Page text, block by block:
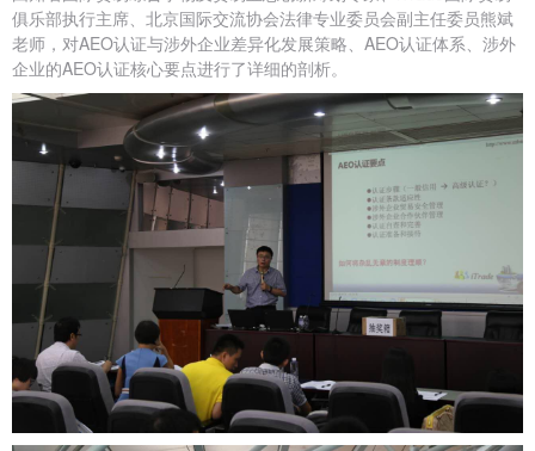
俱乐部执行主席、北京国际交流协会法律专业委员会副主任委员熊斌
老师，对AEO认证与涉外企业差异化发展策略、AEO认证体系、涉外
企业的AEO认证核心要点进行了详细的剖析。